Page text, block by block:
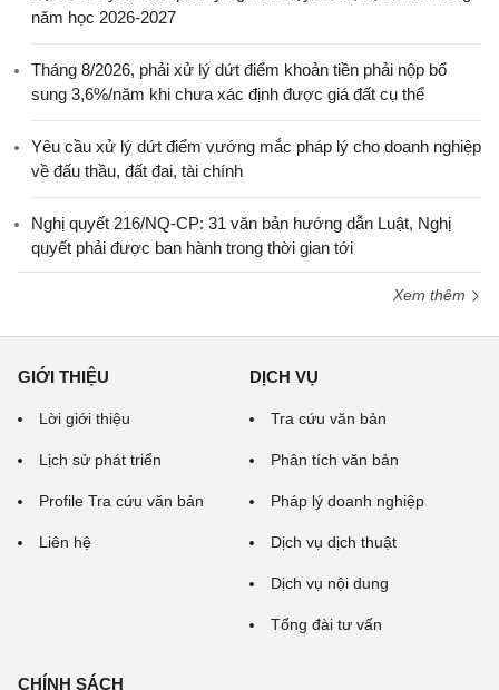
năm học 2026-2027
Tháng 8/2026, phải xử lý dứt điểm khoản tiền phải nộp bổ
sung 3,6%/năm khi chưa xác định được giá đất cụ thể
Yêu cầu xử lý dứt điểm vướng mắc pháp lý cho doanh nghiệp
về đấu thầu, đất đai, tài chính
Nghị quyết 216/NQ-CP: 31 văn bản hướng dẫn Luật, Nghị
quyết phải được ban hành trong thời gian tới
Xem thêm
GIỚI THIỆU
Lời giới thiệu
Lịch sử phát triển
Profile Tra cứu văn bản
Liên hệ
DỊCH VỤ
Tra cứu văn bản
Phân tích văn bản
Pháp lý doanh nghiệp
Dịch vụ dịch thuật
Dịch vụ nội dung
Tổng đài tư vấn
CHÍNH SÁCH